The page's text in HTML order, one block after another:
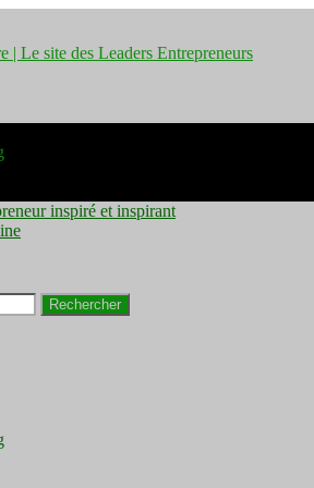
Pourquoi
inspiré et inspirant